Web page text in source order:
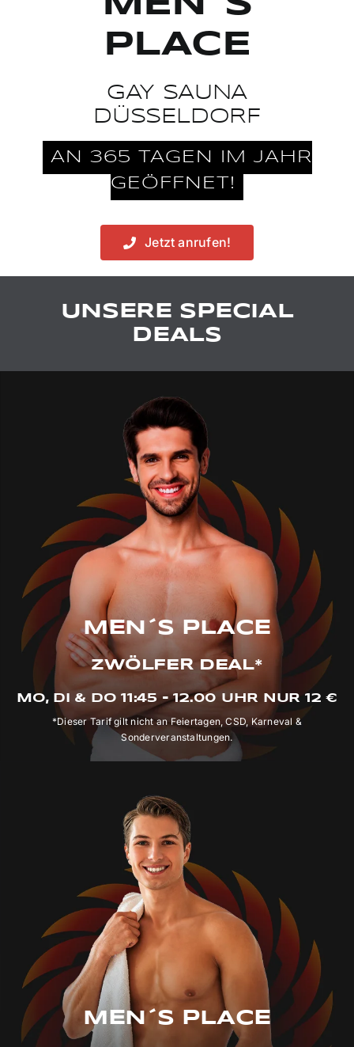
Jobs
PLACE
GAY SAUNA
DÜSSELDORF
AN 365 TAGEN IM JAHR
GEÖFFNET!
Jetzt anrufen!
UNSERE SPECIAL
DEALS
MEN´S PLACE
ZWÖLFER DEAL*
MO, DI & DO 11:45 - 12.00 UHR NUR 12 €
*Dieser Tarif gilt nicht an Feiertagen, CSD, Karneval &
Sonderveranstaltungen.
MEN´S PLACE